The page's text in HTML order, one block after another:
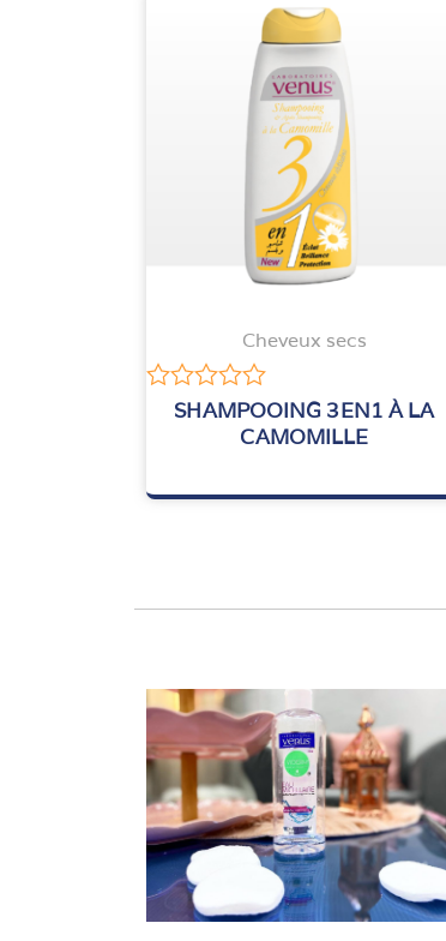
Cheveux secs
NoteSHAMPOOING 3EN1 À LA
CAMOMILLE